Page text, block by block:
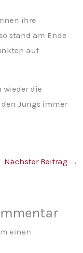
ihre
stand am Ende
auf
wieder die
Jungs immer
Nächster Beitrag →
einen